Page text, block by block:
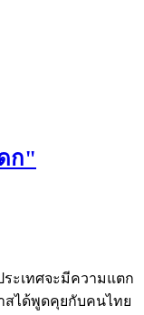
ก"
ระเทศจะมีความแตก
สได้พูดคุยกับคนไทย